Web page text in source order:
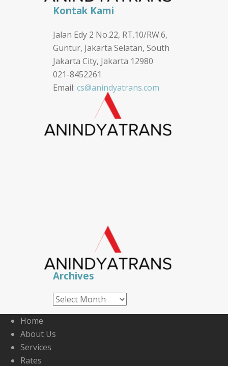
Kontak Kami
Jalan Edy 2 No.22, RT.10/RW.6,
Guntur, Jakarta Selatan, South
Jakarta City, Jakarta 12980
021-8452261
Email: cs@anindyatrans.com
Archives
Archives
Home
About Us
Services
Rates